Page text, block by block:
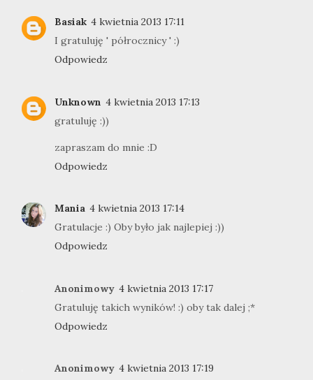
Basiak 4 kwietnia 2013 17:11
I gratuluję ' półrocznicy ' :)
Odpowiedz
Unknown 4 kwietnia 2013 17:13
gratuluję :))
zapraszam do mnie :D
Odpowiedz
Mania 4 kwietnia 2013 17:14
Gratulacje :) Oby było jak najlepiej :))
Odpowiedz
Anonimowy 4 kwietnia 2013 17:17
Gratuluję takich wyników! :) oby tak dalej ;*
Odpowiedz
Anonimowy 4 kwietnia 2013 17:19